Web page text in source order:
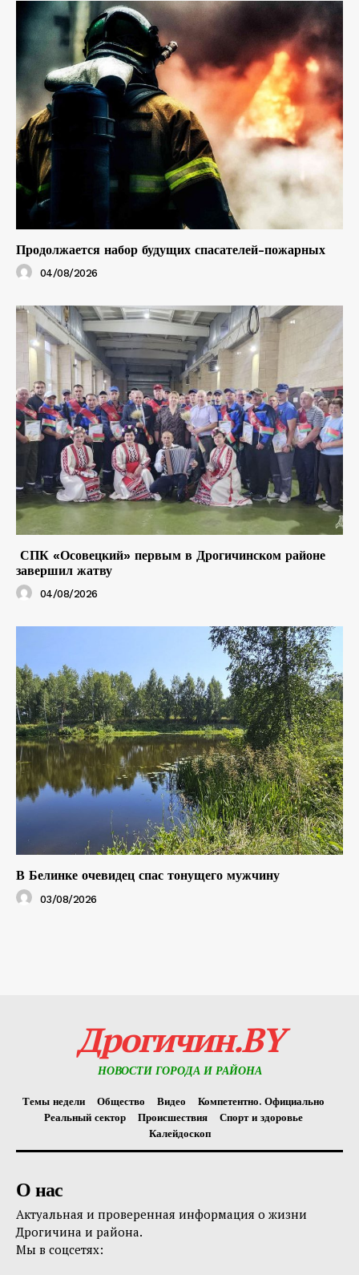
Продолжается набор будущих спасателей-пожарных
04/08/2026
СПК «Осовецкий» первым в Дрогичинском районе
завершил жатву
04/08/2026
В Белинке очевидец спас тонущего мужчину
03/08/2026
Дрогичин.BY
НОВОСТИ ГОРОДА И РАЙОНА
Темы недели Общество Видео
Компетентно. Официально
Реальный сектор
Происшествия
Спорт и здоровье
Калейдоскоп
О нас
Актуальная и проверенная информация о жизни
Дрогичина и района.
Мы в соцсетях: